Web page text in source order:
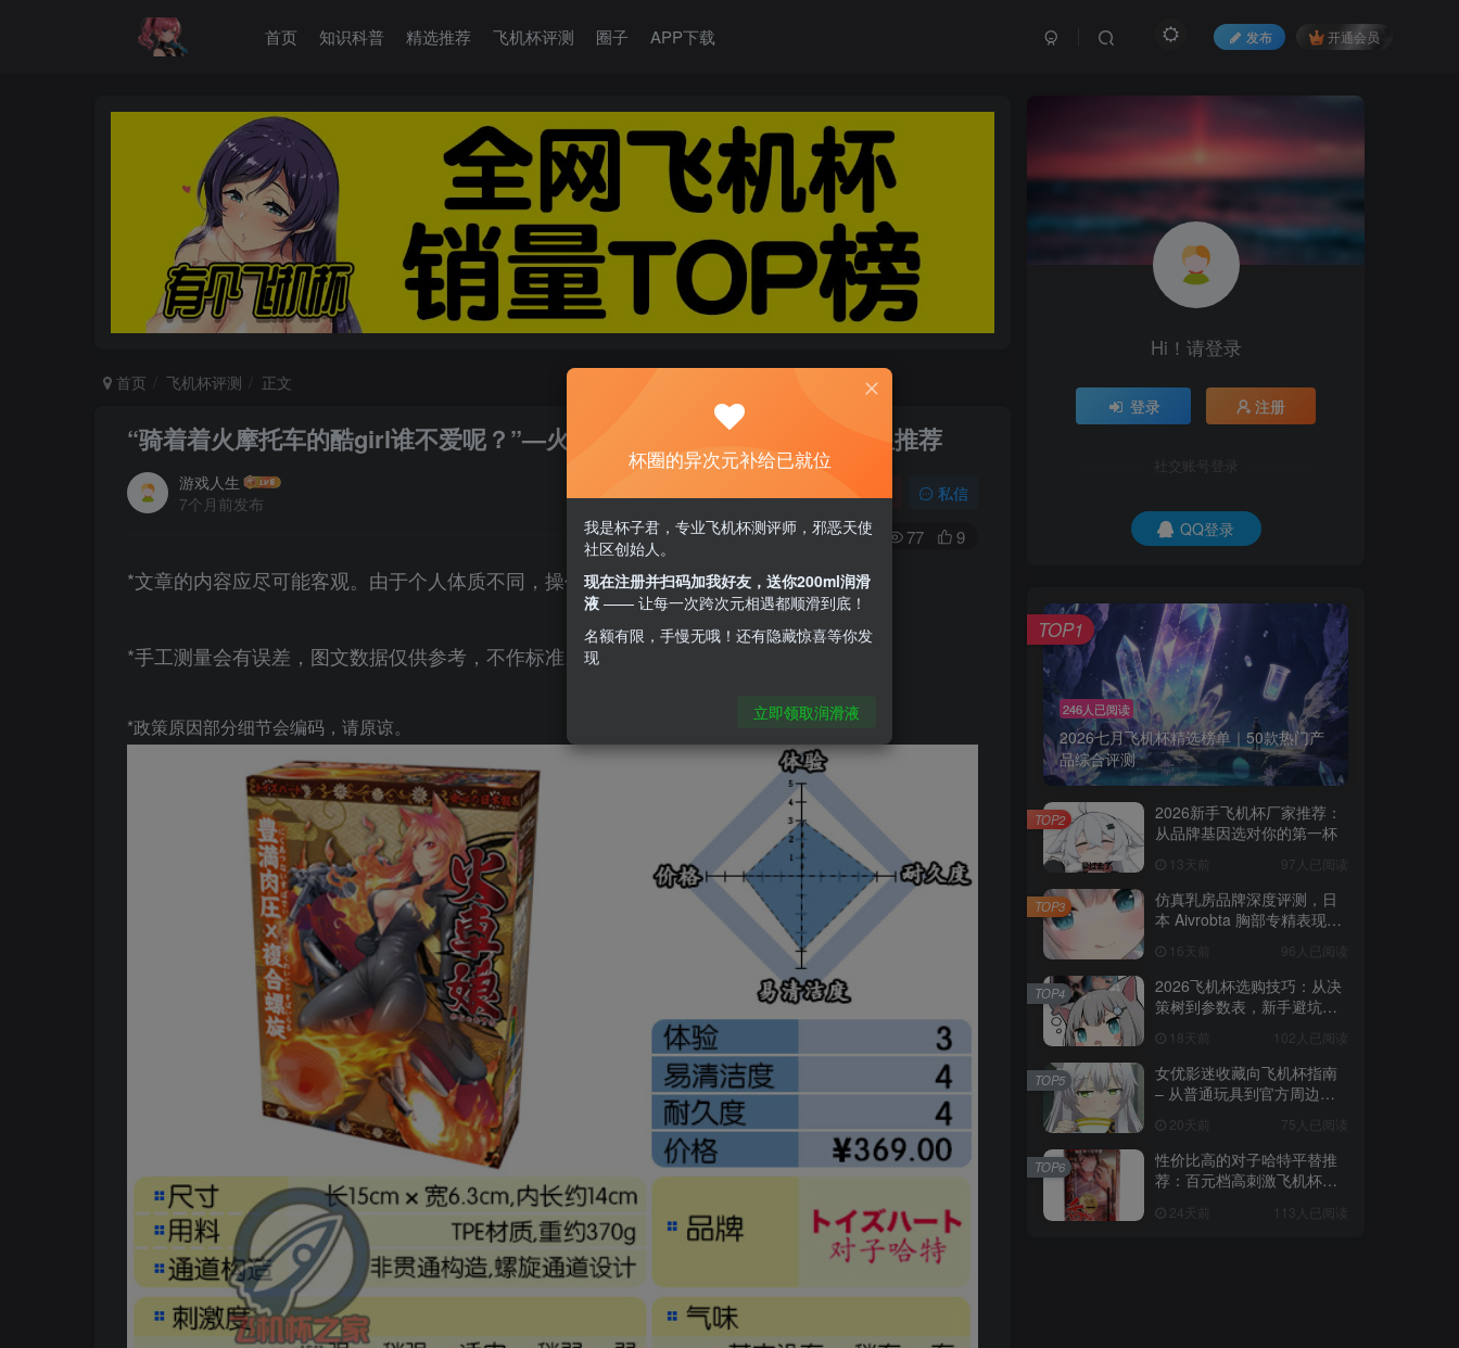
首页 知识科普 精选推荐 飞机杯评测 圈子 APP下载 发布 开通会员
首页 飞机杯评测 正文
“骑着着火摩托车的酷girl谁不爱呢？”—火车娘评测 | ¥200-400区间 – 3星推荐
游戏人生
7个月前发布
私信
0 77 9
*文章的内容应尽可能客观。由于个人体质不同，操作体验会因人而异，效果无法保证。
*手工测量会有误差，图文数据仅供参考，不作标准。
*政策原因部分细节会编码，请原谅。
Hi！请登录
登录 注册
社交账号登录
QQ登录
246人已阅读
2026七月飞机杯精选榜单｜50款热门产
品综合评测
TOP1
2026新手飞机杯厂家推荐：
从品牌基因选对你的第一杯
13天前 97人已阅读
TOP2
仿真乳房品牌深度评测，日
本 Aivrobta 胸部专精表现突
16天前 96人已阅读
TOP3
2026飞机杯选购技巧：从决
策树到参数表，新手避坑全
18天前 102人已阅读
TOP4
女优影迷收藏向飞机杯指南
– 从普通玩具到官方周边的
20天前 75人已阅读
TOP5
性价比高的对子哈特平替推
荐：百元档高刺激飞机杯选
24天前 113人已阅读
TOP6
杯圈的异次元补给已就位
我是杯子君，专业飞机杯测评师，邪恶天使
社区创始人。
现在注册并扫码加我好友，送你200ml润滑
液 —— 让每一次跨次元相遇都顺滑到底！
名额有限，手慢无哦！还有隐藏惊喜等你发
现
立即领取润滑液